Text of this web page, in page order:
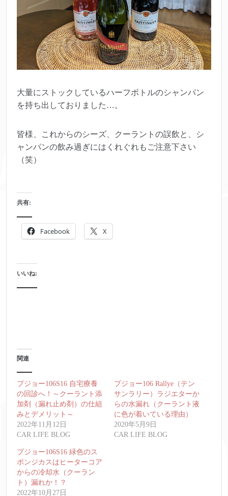
大量にストックしているハーフボトルのシャンパン
を持ち出しておりました…。
皆様、これからのシーズ、クーラントの誤飲と、シ
ャンパンの飲み過ぎにはくれぐれもご注意下さい
（笑）
共有:
Facebook X
いいね:
関連
プジョー106S16 自宅療養
の回診へ！～クーラント添
加剤（漏れ止め剤）の仕組
みとデメリット～
2022年11月12日
CAR LIFE BLOG
プジョー106 Rallye（テン
サンラリー）ラジエターか
らの水漏れ（クーラント液
に色が着いている理由）
2020年5月9日
CAR LIFE BLOG
プジョー106S16 緑色のス
ポンジカスはヒーターコア
からの冷却水（クーラン
ト）漏れか！？
2022年10月27日